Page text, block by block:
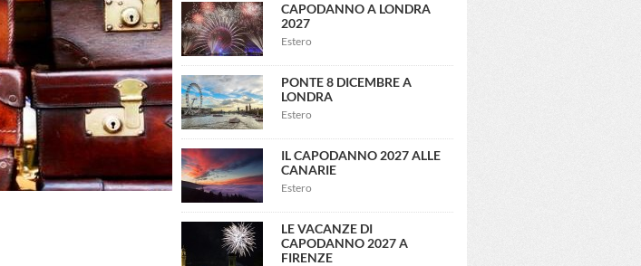
CAPODANNO A LONDRA
2027
Estero
PONTE 8 DICEMBRE A
LONDRA
Estero
IL CAPODANNO 2027 ALLE
CANARIE
Estero
LE VACANZE DI
CAPODANNO 2027 A
FIRENZE